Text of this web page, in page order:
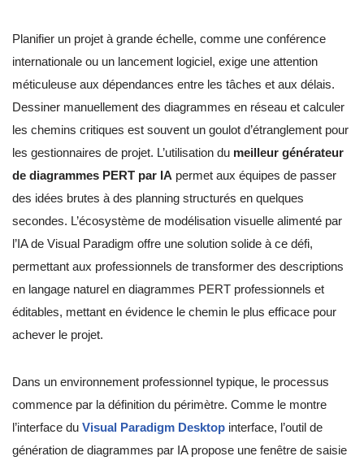
Planifier un projet à grande échelle, comme une conférence
internationale ou un lancement logiciel, exige une attention
méticuleuse aux dépendances entre les tâches et aux délais.
Dessiner manuellement des diagrammes en réseau et calculer
les chemins critiques est souvent un goulot d’étranglement pour
les gestionnaires de projet. L’utilisation du meilleur générateur
de diagrammes PERT par IA permet aux équipes de passer
des idées brutes à des planning structurés en quelques
secondes. L’écosystème de modélisation visuelle alimenté par
l’IA de Visual Paradigm offre une solution solide à ce défi,
permettant aux professionnels de transformer des descriptions
en langage naturel en diagrammes PERT professionnels et
éditables, mettant en évidence le chemin le plus efficace pour
achever le projet.
Dans un environnement professionnel typique, le processus
commence par la définition du périmètre. Comme le montre
l’interface du Visual Paradigm Desktop interface, l’outil de
génération de diagrammes par IA propose une fenêtre de saisie